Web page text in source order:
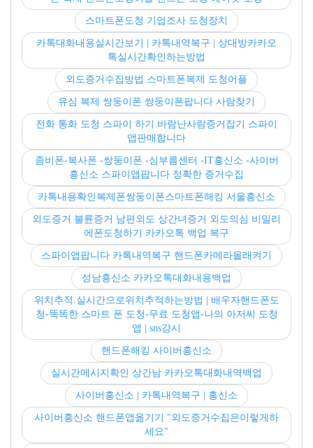
스마트폰도청 기업조사 도청장치
카톡대화내용실시간보기 | 카톡내역복구 | 상대방카카오
톡실시간확인하는방법
외도증거수집방법 스마트폰복제 도청어플
유심 복제 쌍둥이폰 쌍둥이폰팝니다 사람찾기
전화 통화 도청 스파이 하기 바람난사람증거잡기 스파이
앱판매합니다
좀비폰-복사폰 -쌍둥이폰 -심부름센터 -IT흥신소 -사이버
흥신소 스파이앱팝니다 정확한 증거수집
카톡내용확인복제폰쌍둥이폰스마트폰해킹 서울흥신소
외도증거 불륜증거 남편외도 상간녀증거 외도의심 비밀리
에폰도청하기 카카오톡 백업 복구
스파이앱팝니다 카톡내역복구 핸드폰카메라몰래켜기
성남흥신소 카카오톡대화내용백업
위치추적.실시간으로위치추적하는방법 | 배우자핸드폰도
청-똑똑한 스마트 폰 도청-무료 도청앱-나의 아저씨 도청
앱 | sns감시
핸드폰해킹 사이버흥신소
실시간메시지확인 상간남 카카오톡대화내역백업
사이버흥신소 | 카톡내역복구 | 흥신소
사이버흥신소 핸드폰앱옮기기 "외도증거수집은이렇게하
세요"